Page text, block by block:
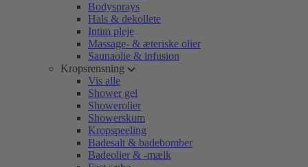
Bodysprays
Hals & dekollete
Intim pleje
Massage- & æteriske olier
Saunaolie & infusion
Kropsrensning
Vis alle
Shower gel
Showerolier
Showerskum
Kropspeeling
Badesalt & badebomber
Badeolier & -mælk